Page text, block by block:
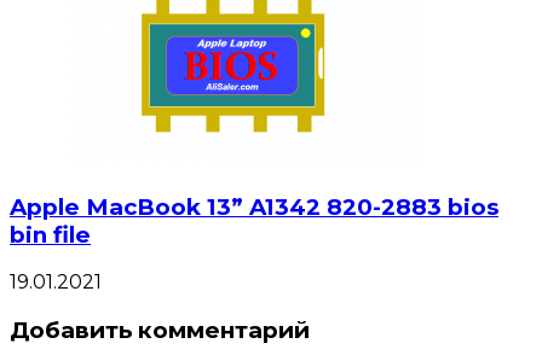
Apple MacBook 13” A1342 820-2883 bios
bin file
19.01.2021
Добавить комментарий